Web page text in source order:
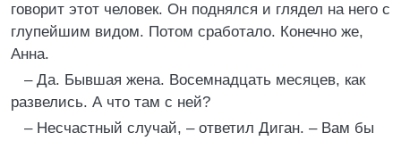
говорит этот человек. Он поднялся и глядел на него с
глупейшим видом. Потом сработало. Конечно же,
Анна.
– Да. Бывшая жена. Восемнадцать месяцев, как
развелись. А что там с ней?
– Несчастный случай, – ответил Диган. – Вам бы